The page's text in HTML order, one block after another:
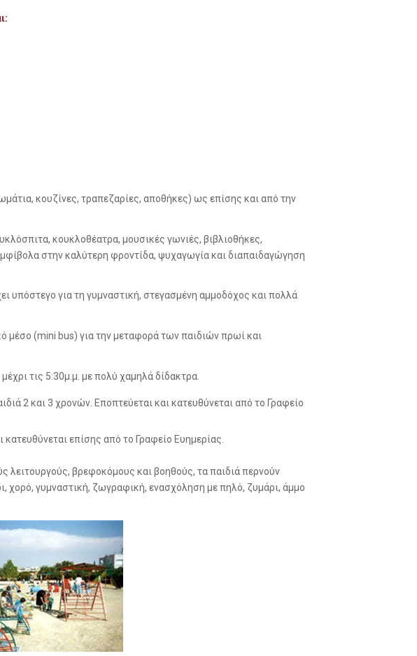
κουζίνες, τραπεζαρίες, αποθήκες) ως επίσης και από την
κουκλοθέατρα, μουσικές γωνιές, βιβλιοθήκες,
στην καλύτερη φροντίδα, ψυχαγωγία και διαπαιδαγώγηση
υπόστεγο για τη γυμναστική, στεγασμένη αμμοδόχος και πολλά
μέσο (mini bus) για την μεταφορά των παιδιών πρωί και
τις 5:30μ.μ. με πολύ χαμηλά δίδακτρα.
2 και 3 χρονών. Εποπτεύεται και κατευθύνεται από το Γραφείο
επίσης από το Γραφείο Ευημερίας.
λειτουργούς, βρεφοκόμους και βοηθούς, τα παιδιά περνούν
χορό, γυμναστική, ζωγραφική, ενασχόληση με πηλό, ζυμάρι, άμμο